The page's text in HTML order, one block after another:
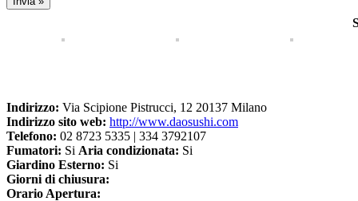
Indirizzo: Via Scipione Pistrucci, 12 20137 Milano
Indirizzo sito web: http://www.daosushi.com
Telefono: 02 8723 5335 | 334 3792107
Fumatori: Si Aria condizionata: Si
Giardino Esterno: Si
Giorni di chiusura:
Orario Apertura: